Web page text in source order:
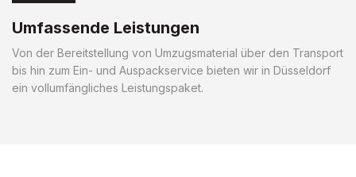
Umfassende Leistungen
Von der Bereitstellung von Umzugsmaterial über den Transport
bis hin zum Ein- und Auspackservice bieten wir in Düsseldorf
ein vollumfängliches Leistungspaket.